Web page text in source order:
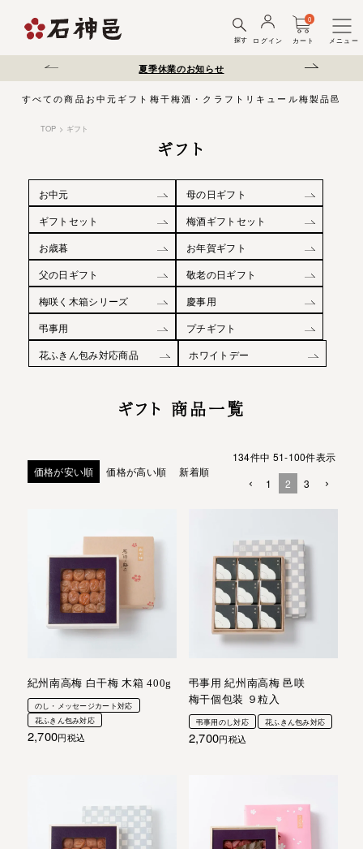
探す ログイン カート
0
メニュー
延について 夏季休業のお知らせ 弊社を装った偽
すべての商品 お中元 ギフト 梅干梅酒・クラフトリキュール梅製品邑じ
TOP ギフト
ギフト
お中元
母の日ギフト
ギフトセット
梅酒ギフトセット
お歳暮
お年賀ギフト
父の日ギフト
敬老の日ギフト
梅咲く木箱シリーズ
慶事用
弔事用
プチギフト
花ふきん包み対応商品
ホワイトデー
ギフト 商品一覧
価格が安い順 価格が高い順 新着順
134件中 51-100件表示
1
2 3
紀州南高梅 白干梅 木箱 400g
のし・メッセージカート対応
花ふきん包み対応
2,700 税込
弔事用 紀州南高梅 邑咲
梅干個包装 ９粒入
弔事用のし対応 花ふきん包み対応
2,700 税込